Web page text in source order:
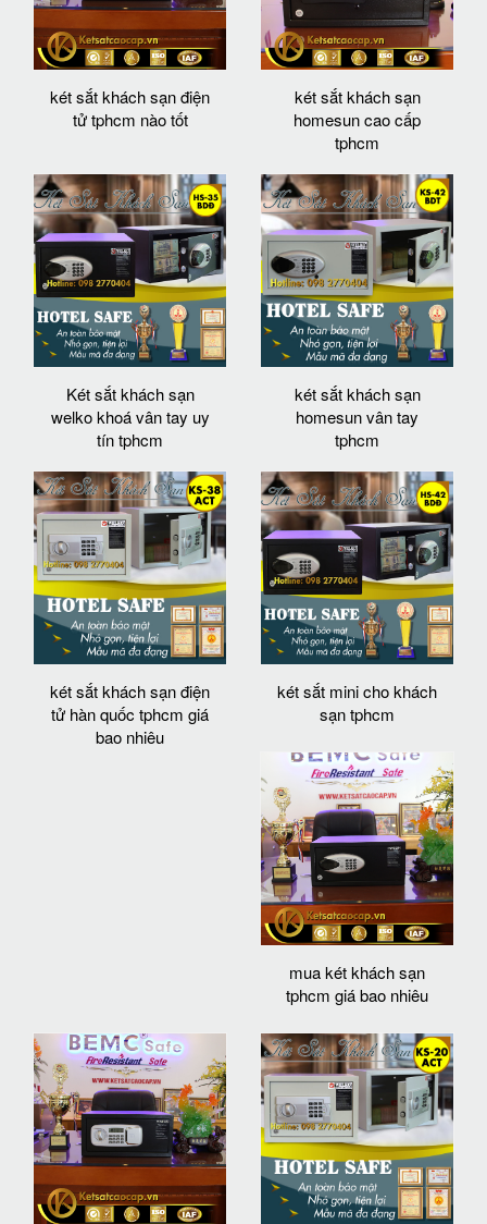
két sắt khách sạn điện
tử tphcm nào tốt
két sắt khách sạn
homesun cao cấp
tphcm
Két sắt khách sạn
welko khoá vân tay uy
tín tphcm
két sắt khách sạn
homesun vân tay
tphcm
két sắt khách sạn điện
tử hàn quốc tphcm giá
bao nhiêu
két sắt mini cho khách
sạn tphcm
mua két khách sạn
tphcm giá bao nhiêu